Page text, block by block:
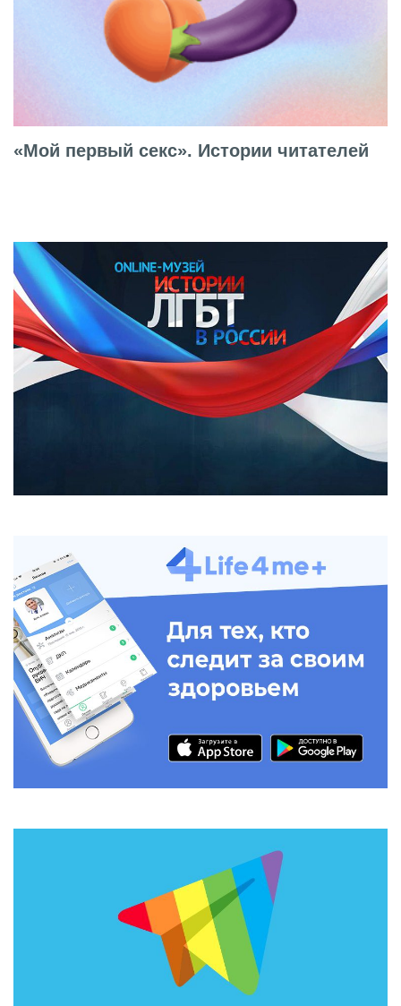
«Мой первый секс». Истории читателей